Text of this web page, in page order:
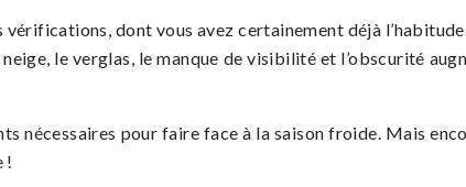
dont vous avez certainement déjà
le verglas, le manque de visibilité et l’obscurité
nécessaires pour faire face à la saison froide. Mais
!